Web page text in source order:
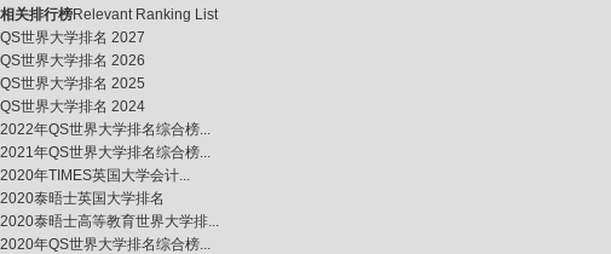
相关排行榜Relevant Ranking List
QS世界大学排名 2027
QS世界大学排名 2026
QS世界大学排名 2025
QS世界大学排名 2024
2022年QS世界大学排名综合榜...
2021年QS世界大学排名综合榜...
2020年TIMES英国大学会计...
2020泰晤士英国大学排名
2020泰晤士高等教育世界大学排...
2020年QS世界大学排名综合榜...